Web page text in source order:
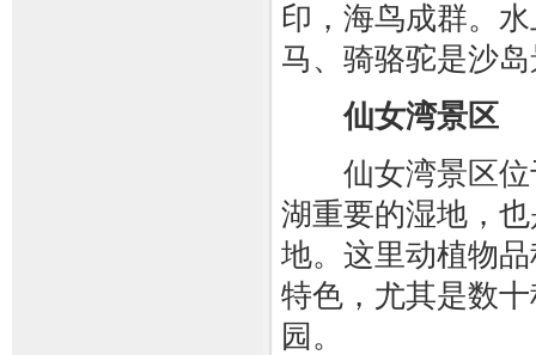
印，海鸟成群。
马、骑骆驼是沙
仙女湾景区
仙女湾景区位
湖重要的湿地，
地。这里动植物
特色，尤其是数
园。